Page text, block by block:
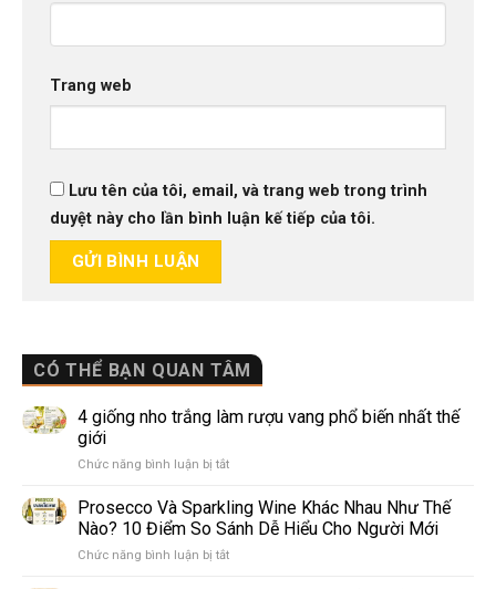
CÓ THỂ BẠN QUAN TÂM
4 giống nho trắng làm rượu vang phổ biến nhất thế
giới
Chức năng bình luận bị tắtở
giống
nho
trắng
làm
Prosecco Và Sparkling Wine Khác Nhau Như Thế
Nào? 10 Điểm So Sánh Dễ Hiểu Cho Người Mới
Chức năng bình luận bị tắtở
Trang web
Lưu tên của tôi, email, và trang web trong trình
duyệt này cho lần bình luận kế tiếp của tôi.